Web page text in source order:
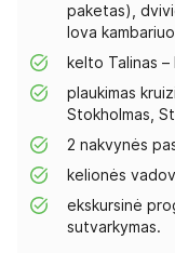
paketas),
lova
kelto Talinas –
plaukimas
Stokholmas,
2 nakvynės
kelionės
ekskursinė
sutvarkymas.